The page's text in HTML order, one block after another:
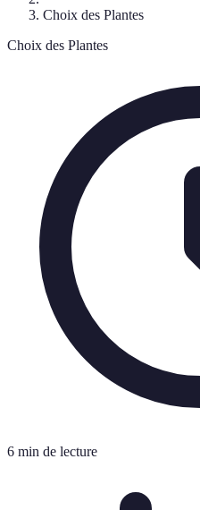
Choix des Plantes
Choix des Plantes
6 min de lecture